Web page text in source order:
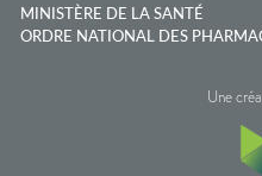
MINISTÈRE DE LA SANTÉ
ORDRE NATIONAL DES
Une